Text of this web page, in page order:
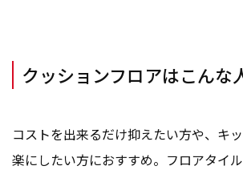
クッションフロアはこんな
コストを出来るだけ抑えたい方や、キ
楽にしたい方におすすめ。フロアタイ